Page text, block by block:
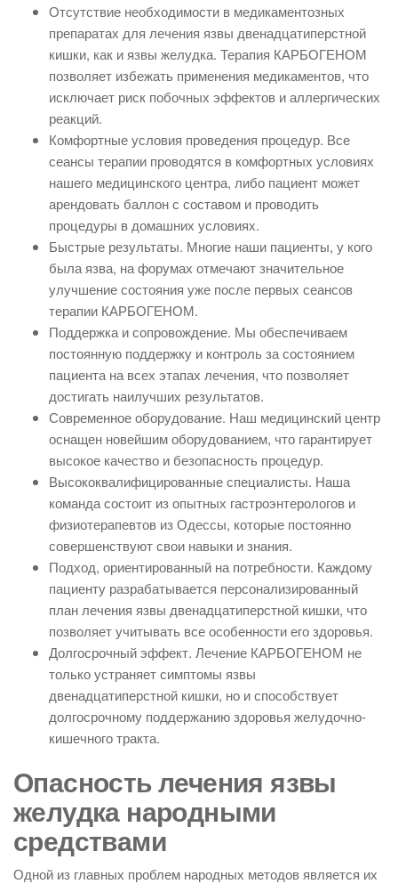
Отсутствие необходимости в медикаментозных
препаратах для лечения язвы двенадцатиперстной
кишки, как и язвы желудка. Терапия КАРБОГЕНОМ
позволяет избежать применения медикаментов, что
исключает риск побочных эффектов и аллергических
реакций.
Комфортные условия проведения процедур. Все
сеансы терапии проводятся в комфортных условиях
нашего медицинского центра, либо пациент может
арендовать баллон с составом и проводить
процедуры в домашних условиях.
Быстрые результаты. Многие наши пациенты, у кого
была язва, на форумах отмечают значительное
улучшение состояния уже после первых сеансов
терапии КАРБОГЕНОМ.
Поддержка и сопровождение. Мы обеспечиваем
постоянную поддержку и контроль за состоянием
пациента на всех этапах лечения, что позволяет
достигать наилучших результатов.
Современное оборудование. Наш медицинский центр
оснащен новейшим оборудованием, что гарантирует
высокое качество и безопасность процедур.
Высококвалифицированные специалисты. Наша
команда состоит из опытных гастроэнтерологов и
физиотерапевтов из Одессы, которые постоянно
совершенствуют свои навыки и знания.
Подход, ориентированный на потребности. Каждому
пациенту разрабатывается персонализированный
план лечения язвы двенадцатиперстной кишки, что
позволяет учитывать все особенности его здоровья.
Долгосрочный эффект. Лечение КАРБОГЕНОМ не
только устраняет симптомы язвы
двенадцатиперстной кишки, но и способствует
долгосрочному поддержанию здоровья желудочно-
кишечного тракта.
Опасность лечения язвы
желудка народными
средствами
Одной из главных проблем народных методов является их